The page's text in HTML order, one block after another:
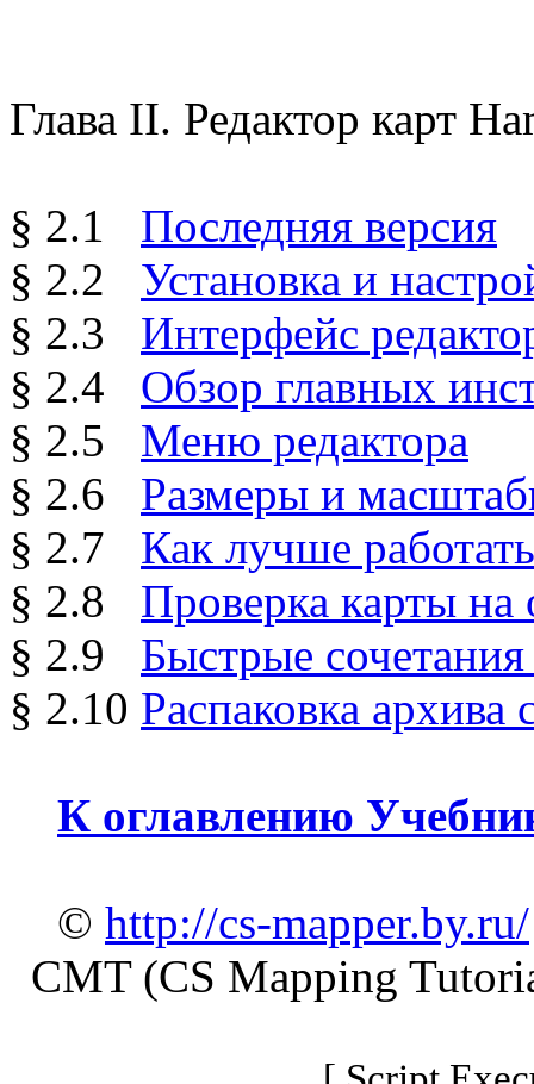
Глава II. Редактор карт
§ 2.1 Последняя версия
§ 2.2 Установка и
§ 2.3 Интерфейс
§ 2.4 Обзор главных
§ 2.5 Меню редактора
§ 2.6 Размеры и
§ 2.7 Как лучше
§ 2.8 Проверка карты
§ 2.9 Быстрые
§ 2.10 Распаковка архива
К оглавлению
© http://cs-mapper.by.ru/
CMT (CS Mapping